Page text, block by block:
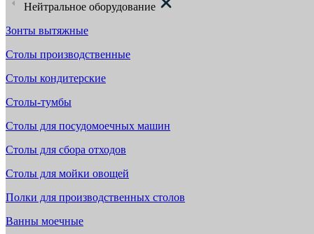
Нейтральное оборудование
Зонты вытяжные
Столы производственные
Столы кондитерские
Столы-тумбы
Столы для посудомоечных машин
Столы для сбора отходов
Столы для мойки овощей
Полки для производственных столов
Ванны моечные